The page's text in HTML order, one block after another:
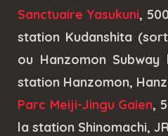
Sanctuaire Yasukuni,
station Kudanshita
ou Hanzomon
station Hanzomon,
Parc Meiji-Jingu Gaien,
la station Shinomachi,